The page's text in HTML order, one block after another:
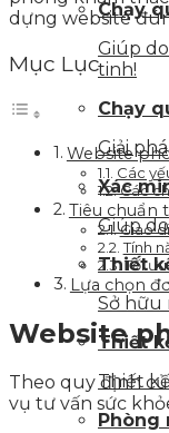
Chạy
Giúp
tinh!
Chạy
Giải
Xác
Giúp
Thiết
Sở hữu
Thiết
Thiết
dựng website
Mục Lục
Website
Các
Các
Tiêu chuẩn
Giao
Tính
Tối
Lựa chọn
Website
Theo quy định
vụ tư vấn sức